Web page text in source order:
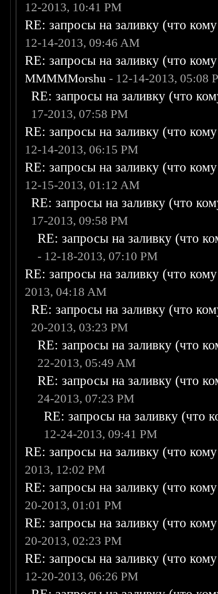
12-2013, 10:41 PM
RE: запросы на заливку (что
12-14-2013, 09:46 AM
RE: запросы на заливку (что
MMMMMorshu - 12-14-2013, 05:08
RE: запросы на заливку (что
17-2013, 07:58 PM
RE: запросы на заливку (что
12-14-2013, 06:15 PM
RE: запросы на заливку (что
12-15-2013, 01:12 AM
RE: запросы на заливку (что
17-2013, 09:58 PM
RE: запросы на заливку (что
- 12-18-2013, 07:10 PM
RE: запросы на заливку (что
2013, 04:18 AM
RE: запросы на заливку (что
20-2013, 03:23 PM
RE: запросы на заливку (что
22-2013, 05:49 AM
RE: запросы на заливку (что
24-2013, 07:23 PM
RE: запросы на заливку (что
12-24-2013, 09:41 PM
RE: запросы на заливку (что
2013, 12:02 PM
RE: запросы на заливку (что
20-2013, 01:01 PM
RE: запросы на заливку (что
20-2013, 02:23 PM
RE: запросы на заливку (что
12-20-2013, 06:26 PM